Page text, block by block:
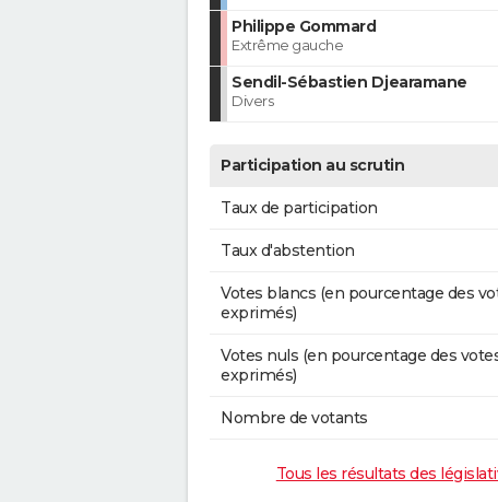
Philippe Gommard
Extrême gauche
Sendil-Sébastien Djearamane
Divers
Participation au scrutin
Taux de participation
Taux d'abstention
Votes blancs (en pourcentage des
exprimés)
Votes nuls (en pourcentage des
exprimés)
Nombre de votants
Tous les résultats des